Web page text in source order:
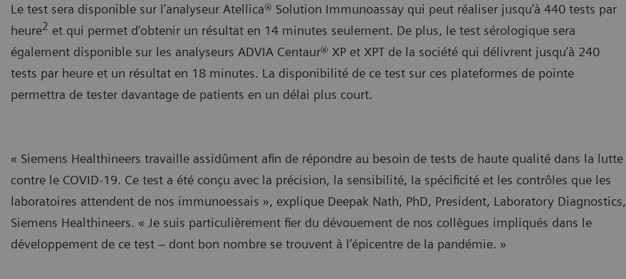
Le test sera disponible sur l’analyseur Atellica® Solution Immunoassay qui peut réaliser jusqu’à 440 tests par
heure2 et qui permet d’obtenir un résultat en 14 minutes seulement. De plus, le test sérologique sera
également disponible sur les analyseurs ADVIA Centaur® XP et XPT de la société qui délivrent jusqu’à 240
tests par heure et un résultat en 18 minutes. La disponibilité de ce test sur ces plateformes de pointe
permettra de tester davantage de patients en un délai plus court.
« Siemens Healthineers travaille assidûment afin de répondre au besoin de tests de haute qualité dans la lutte
contre le COVID-19. Ce test a été conçu avec la précision, la sensibilité, la spécificité et les contrôles que les
laboratoires attendent de nos immunoessais », explique Deepak Nath, PhD, President, Laboratory Diagnostics,
Siemens Healthineers. « Je suis particulièrement fier du dévouement de nos collègues impliqués dans le
développement de ce test – dont bon nombre se trouvent à l’épicentre de la pandémie. »